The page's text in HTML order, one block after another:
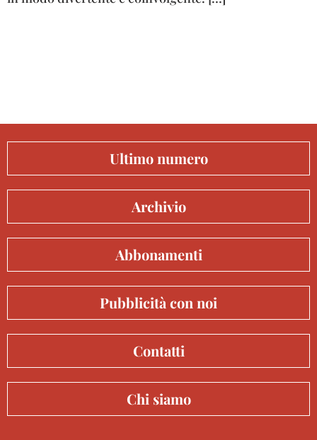
Ultimo numero
Archivio
Abbonamenti
Pubblicità con noi
Contatti
Chi siamo